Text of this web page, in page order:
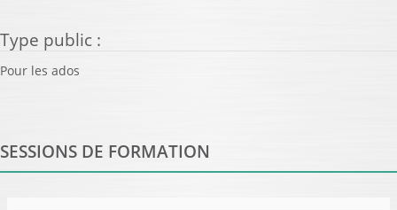
Type public :
Pour les ados
SESSIONS DE FORMATION